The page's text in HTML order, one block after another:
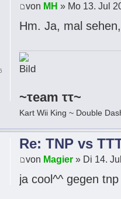
von MH » Mo 13. Jul
Hm. Ja, mal
~τeam ττ~
Kart Wii King ~ Double
Re: TNP vs
von Magier » Di 14.
ja cool^^ gegen